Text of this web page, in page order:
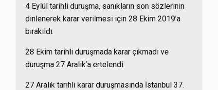
4 Eylül tarihli duruşma, sanıkların son sözlerinin
dinlenerek karar verilmesi için 28 Ekim 2019’a
bırakıldı.
28 Ekim tarihli duruşmada karar çıkmadı ve
duruşma 27 Aralık’a ertelendi.
27 Aralık tarihli karar duruşmasında İstanbul 37.